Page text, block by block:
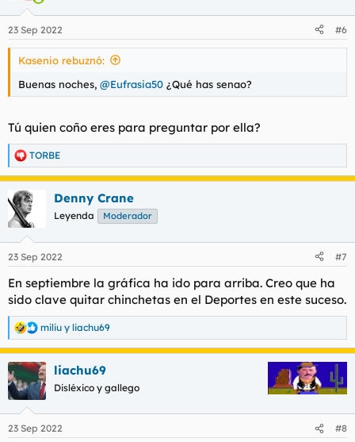
e
s
23 Sep 2022 #6
Kasenio rebuznó:
Buenas noches, @Eufrasia50 ¿Qué has senao?
Tú quien coño eres para preguntar por ella?
R
e
a
c
c
i
e
:
TORBE
Denny Crane
Leyenda Moderador
23 Sep 2022 #7
En septiembre la gráfica ha ido para arriba. Creo que ha
sido clave quitar chinchetas en el Deportes en este suceso.
R
e
a
c
c
e
miliu y liachu69
liachu69
Disléxico y gallego
23 Sep 2022 #8